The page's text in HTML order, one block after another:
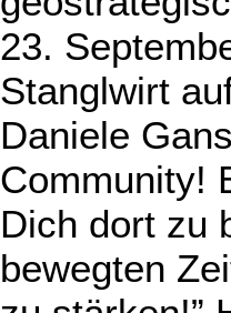
23.
Stanglwirt
Daniele
Community!
Dich dort zu
bewegten